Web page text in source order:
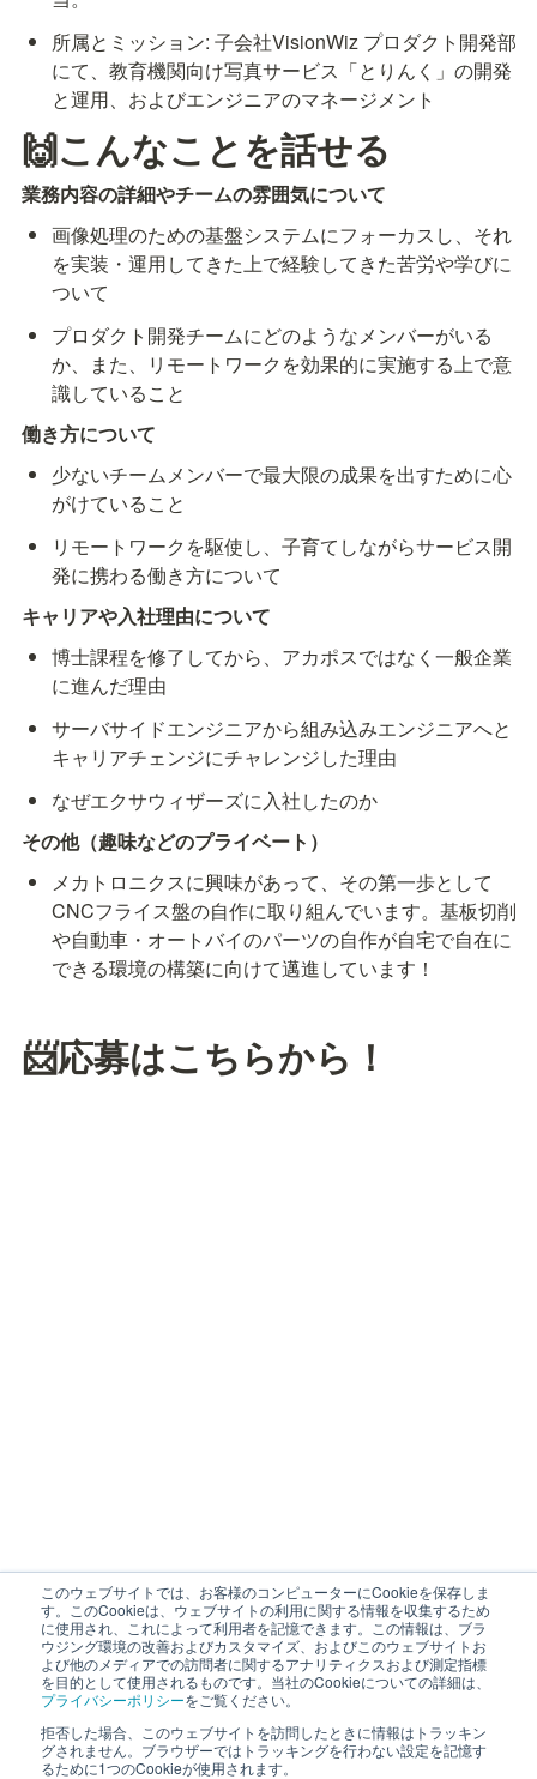
このウェブサイトでは、お客様のコンピューターにCookieを保存しま
す。このCookieは、ウェブサイトの利用に関する情報を収集するため
に使用され、これによって利用者を記憶できます。この情報は、ブラ
ウジング環境の改善およびカスタマイズ、およびこのウェブサイトお
よび他のメディアでの訪問者に関するアナリティクスおよび測定指標
を目的として使用されるものです。当社のCookieについての詳細は、
プライバシーポリシーをご覧ください。
拒否した場合、このウェブサイトを訪問したときに情報はトラッキン
グされません。ブラウザーではトラッキングを行わない設定を記憶す
るために1つのCookieが使用されます。
所属とミッション: 子会社VisionWiz プロダクト開発部
にて、教育機関向け写真サービス「とりんく」の開発
と運用、およびエンジニアのマネージメント
🙌こんなことを話せる
業務内容の詳細やチームの雰囲気について
画像処理のための基盤システムにフォーカスし、それ
を実装・運用してきた上で経験してきた苦労や学びに
ついて
プロダクト開発チームにどのようなメンバーがいる
か、また、リモートワークを効果的に実施する上で意
識していること
働き方について
少ないチームメンバーで最大限の成果を出すために心
がけていること
リモートワークを駆使し、子育てしながらサービス開
発に携わる働き方について
キャリアや入社理由について
博士課程を修了してから、アカポスではなく一般企業
に進んだ理由
サーバサイドエンジニアから組み込みエンジニアへと
キャリアチェンジにチャレンジした理由
なぜエクサウィザーズに入社したのか
その他（趣味などのプライベート）
メカトロニクスに興味があって、その第一歩として
CNCフライス盤の自作に取り組んでいます。基板切削
や自動車・オートバイのパーツの自作が自宅で自在に
できる環境の構築に向けて邁進しています！
📨応募はこちらから！